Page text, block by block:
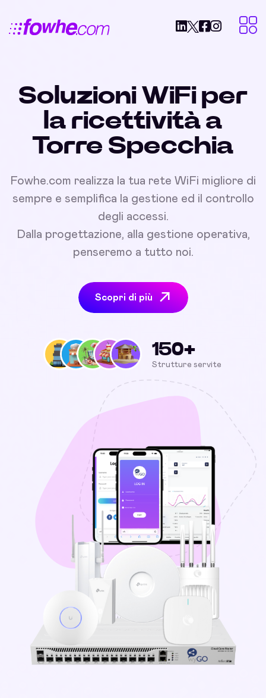
Soluzioni WiFi per
la ricettività a
Torre Specchia
Fowhe.com realizza la tua rete WiFi migliore di
sempre e semplifica la gestione ed il controllo
degli accessi.
Dalla progettazione, alla gestione operativa,
penseremo a tutto noi.
Scopri di più
150+
Strutture servite